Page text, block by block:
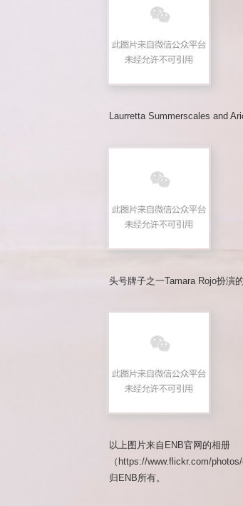
Laurretta Summerscales and
头号牌子之一Tamara Rojo扮演
以上图片来自ENB官网的相册
（https://www.flickr.com/
归ENB所有。